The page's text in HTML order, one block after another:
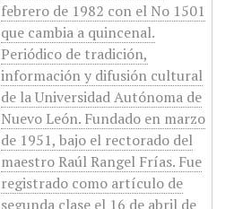
febrero de 1982 con el No 1501
que cambia a quincenal.
Periódico de tradición,
información y difusión cultural
de la Universidad Autónoma de
Nuevo León. Fundado en marzo
de 1951, bajo el rectorado del
maestro Raúl Rangel Frías. Fue
registrado como artículo de
segunda clase el 16 de abril de